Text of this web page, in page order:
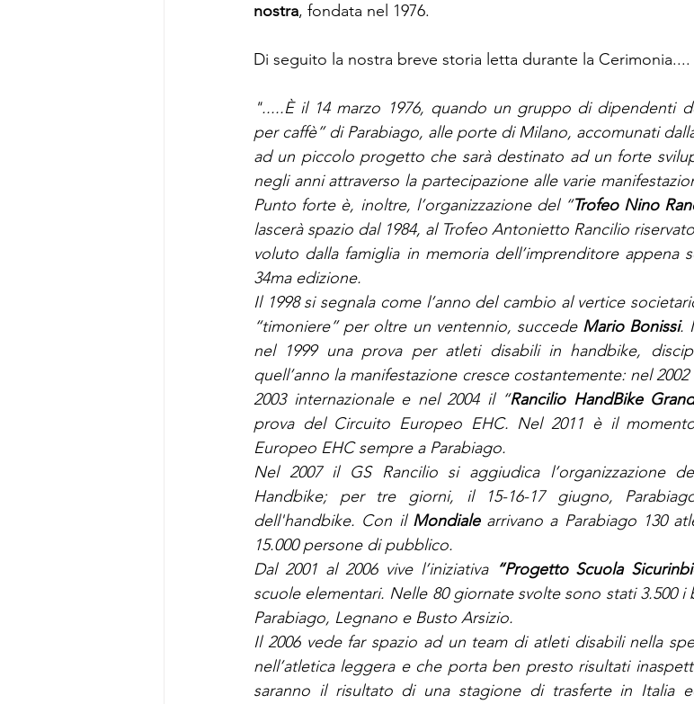
nostra, fondata nel 1976.
Di seguito la nostra breve storia letta durante la Cerimonia....
".....È il 14 marzo 1976, quando un gruppo di dipendenti
per caffè” di Parabiago, alle porte di Milano, accomunati
ad un piccolo progetto che sarà destinato ad un forte
negli anni attraverso la partecipazione alle varie
Punto forte è, inoltre, l’organizzazione del “Trofeo Nino
lascerà spazio dal 1984, al Trofeo Antonietto Rancilio
voluto dalla famiglia in memoria dell’imprenditore appena
34ma edizione.
Il 1998 si segnala come l’anno del cambio al vertice
“timoniere” per oltre un ventennio, succede Mario Bonissi.
nel 1999 una prova per atleti disabili in handbike,
quell’anno la manifestazione cresce costantemente: nel
2003 internazionale e nel 2004 il “Rancilio HandBike
prova del Circuito Europeo EHC. Nel 2011 è il
Europeo EHC sempre a Parabiago.
Nel 2007 il GS Rancilio si aggiudica l’organizzazione
Handbike; per tre giorni, il 15-16-17 giugno,
dell'handbike. Con il Mondiale arrivano a Parabiago 130
15.000 persone di pubblico.
Dal 2001 al 2006 vive l’iniziativa “Progetto Scuola
scuole elementari. Nelle 80 giornate svolte sono stati 3.500
Parabiago, Legnano e Busto Arsizio.
Il 2006 vede far spazio ad un team di atleti disabili nella
nell’atletica leggera e che porta ben presto risultati
saranno il risultato di una stagione di trasferte in Italia